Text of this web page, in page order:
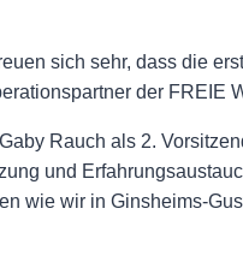
sich sehr, dass die
der FREIE
Rauch als 2.
und
wie wir in Ginsheims-